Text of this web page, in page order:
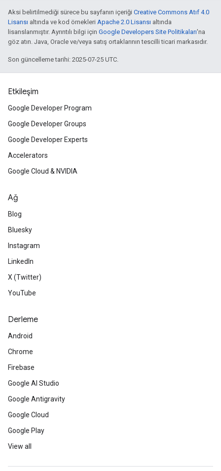
Aksi belirtilmediği sürece bu sayfanın içeriği Creative Commons Atıf 4.0
Lisansı altında ve kod örnekleri Apache 2.0 Lisansı altında
lisanslanmıştır. Ayrıntılı bilgi için Google Developers Site Politikaları'na
göz atın. Java, Oracle ve/veya satış ortaklarının tescilli ticari markasıdır.
Son güncelleme tarihi: 2025-07-25 UTC.
Etkileşim
Google Developer Program
Google Developer Groups
Google Developer Experts
Accelerators
Google Cloud & NVIDIA
Ağ
Blog
Bluesky
Instagram
LinkedIn
X (Twitter)
YouTube
Derleme
Android
Chrome
Firebase
Google AI Studio
Google Antigravity
Google Cloud
Google Play
View all